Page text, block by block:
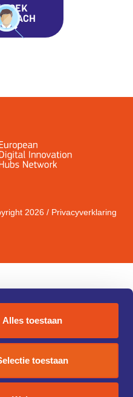
Alles toestaan
toestaan
ZOEK
COACH
2026 / Privacyverklaring